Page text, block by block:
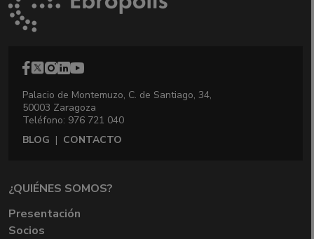
Palacio de Montemuzo, C. de Santiago, 34,
50003 Zaragoza
Teléfono: 976 721 040
BLOG | CONTACTO
¿QUIÉNES SOMOS?
Presentación
Socios